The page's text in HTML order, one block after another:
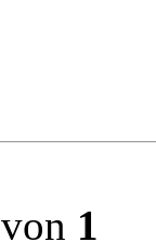
von 1